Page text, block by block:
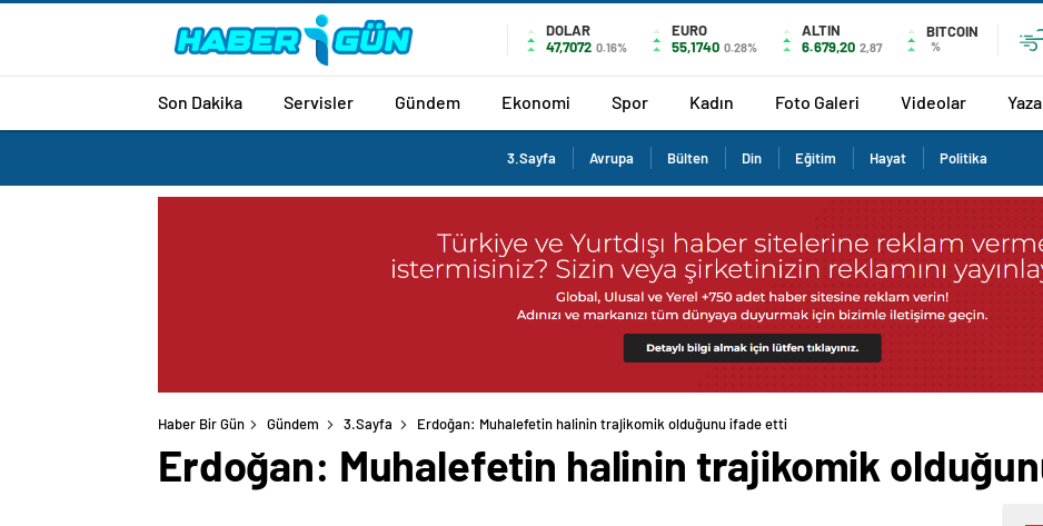
DOLAR
47,7072 0.16%
EURO
55,1740 0.28%
ALTIN
6.679,20 2,87
BITCOIN
%
Son Dakika Servisler Gündem Ekonomi Spor Kadın Foto Galeri Videolar
3.Sayfa Avrupa Bülten Din Eğitim Hayat Politika
Haber Bir Gün Gündem 3.Sayfa Erdoğan: Muhalefetin halinin trajikomik olduğunu ifade etti
Erdoğan: Muhalefetin halinin trajikomik